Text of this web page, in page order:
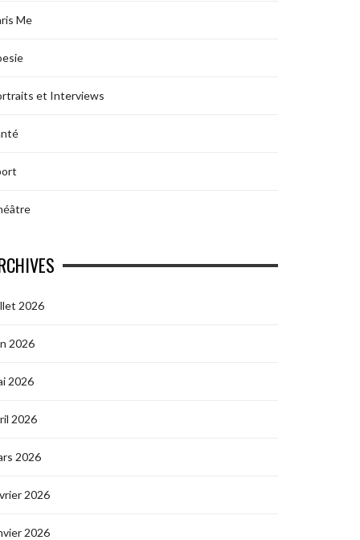
Me
et Interviews
2026
2026
2026
2026
2026
2026
2026